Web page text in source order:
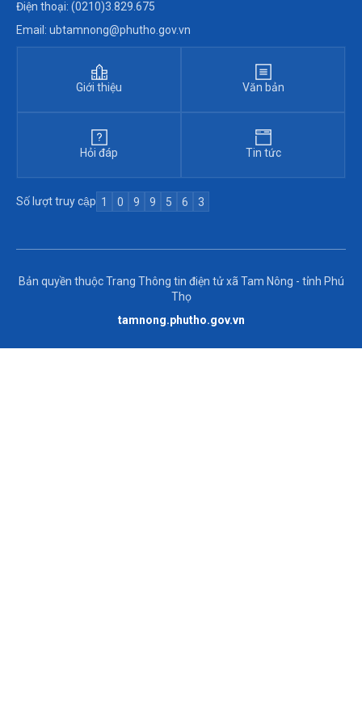
Điện thoại: (0210)3.829.675
Email: ubtamnong@phutho.gov.vn
Giới thiệu Văn bản
Hỏi đáp Tin tức
Số lượt truy cập 1 0 9 9 5 6 3
Bản quyền thuộc Trang Thông tin điện tử xã Tam Nông - tỉnh Phú
Thọ
tamnong.phutho.gov.vn